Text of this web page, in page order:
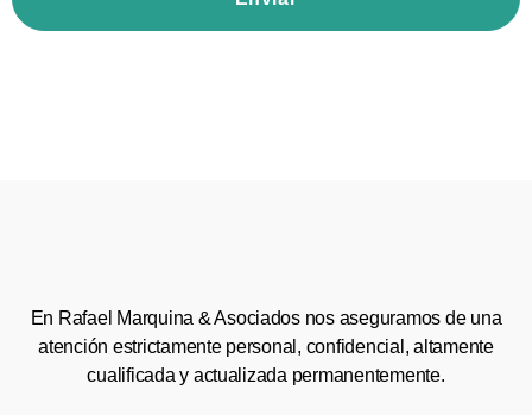
En Rafael Marquina & Asociados nos aseguramos de una
atención estrictamente personal, confidencial, altamente
cualificada y actualizada permanentemente.